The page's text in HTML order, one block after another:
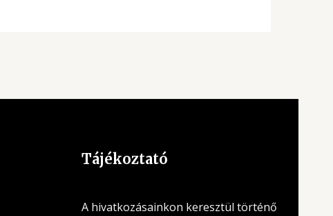
Tájékoztató
A hivatkozásainkon keresztül történő